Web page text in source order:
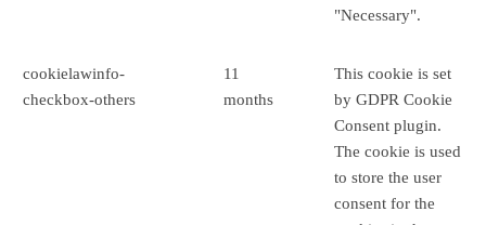
"Necessary".
cookielawinfo-
checkbox-others
11
months
This cookie is set
by GDPR Cookie
Consent plugin.
The cookie is used
to store the user
consent for the